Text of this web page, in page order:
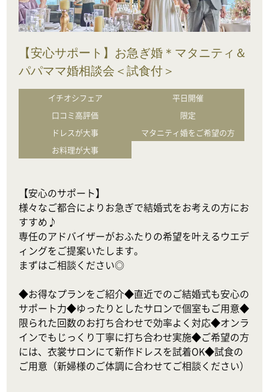
【安心サポート】お急ぎ婚＊マタニティ＆
パパママ婚相談会＜試食付＞
イチオシフェア
平日開催
口コミ高評価
限定
ドレスが大事
マタニティ婚をご希望の方
お料理が大事
【安心のサポート】
様々なご都合によりお急ぎで結婚式をお考えの方にお
すすめ♪
専任のアドバイザーがおふたりの希望を叶えるウエデ
ィングをご提案いたします。
まずはご相談ください◎
◆お得なプランをご紹介◆直近でのご結婚式も安心の
サポート力◆ゆったりとしたサロンで個室もご用意◆
限られた回数のお打ち合わせで効率よく対応◆オンラ
インでもじっくり丁寧に打ち合わせ実施◆ご希望の方
には、衣裳サロンにて新作ドレスを試着OK◆試食の
ご用意（新婦様のご体調に合わせてご相談ください）